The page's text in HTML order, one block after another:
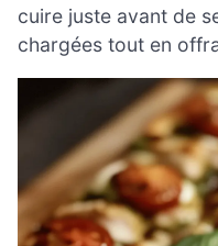
cuire juste avant de
chargées tout en